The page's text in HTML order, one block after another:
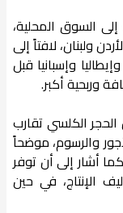
يذهب إلى السوق المحلية،
ولبنان، لافتاً إلى
وإسبانيا قبل
وربحية أكبر.
الحجر الكلسي تقارب
والرسوم، موضحاً
الحالي يتراوح بين 20 و30% كما أشار إلى أن توفر
الإنتاج، في حين